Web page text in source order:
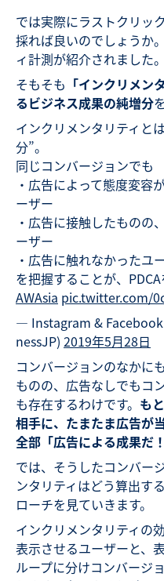
では実際にラストクリッ
採れば良いのでしょうか
ィ計測が紹介されました。
そもそも 「インクリメン
るビジネス成果の純増分
インクリメンタリティと
分”。
同じコンバージョンでも
・広告によって態度変容
ーザー
・広告に接触したものの
ーザー
・広告に触れなかったユ
を把握することが、
AWAsia pic.twitter.com/
— Instagram & Facebook
nessJP) 2019年5月28日
コンバージョンのなかに
ものの、広告なしでもコ
も存在するわけです。 も
相手に、たまたま広告が
全部「広告による成果だ
では、そうしたコンバー
ンタリティはどう算出す
ローチを見ていきます。
インクリメンタリティの
表示させるユーザーと、
ループに分けコンバージ